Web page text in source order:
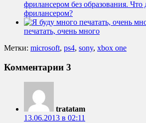
фрилансером без образования. Что
фрилансером?
печатать, очень много
Метки: microsoft, ps4, sony, xbox one
Комментарии 3
tratatam
13.06.2013 в 02:11